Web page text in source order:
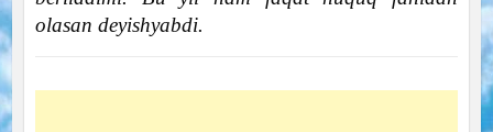
olasan deyishyabdi.